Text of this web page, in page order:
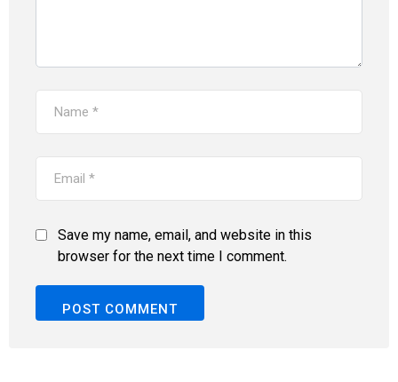
Save my name, email, and website in this
browser for the next time I comment.